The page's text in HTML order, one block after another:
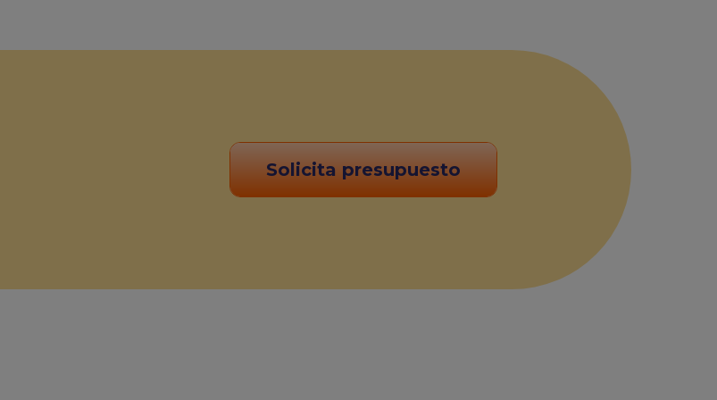
Solicita presupuesto